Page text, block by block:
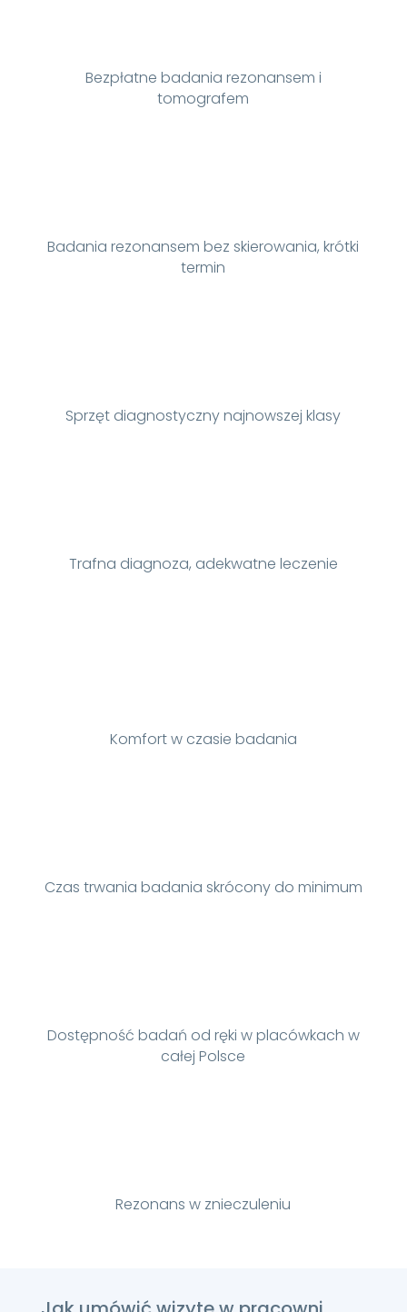
Bezpłatne badania rezonansem i
tomografem
Badania rezonansem bez skierowania, krótki
termin
Sprzęt diagnostyczny najnowszej klasy
Trafna diagnoza, adekwatne leczenie
Komfort w czasie badania
Czas trwania badania skrócony do minimum
Dostępność badań od ręki w placówkach w
całej Polsce
Rezonans w znieczuleniu